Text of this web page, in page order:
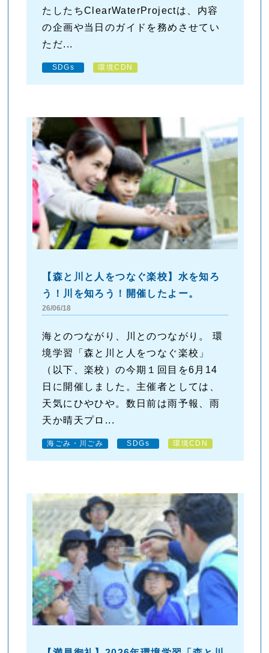
たしたちClearWaterProjectは、内容
の企画や当日のガイドを務めさせてい
ただ...
SDGs 環境CDN
【森と川と人をつなぐ楽校】水を知ろ
う！川を知ろう！開催したよー。
26/06/18
海とのつながり、川とのつながり。 環
境学習「森と川と人をつなぐ楽校」
（以下、楽校）の今期１回目を6月14
日に開催しました。主催者としては、
天気にひやひや。数日前は雨予報、雨
天か晴天プロ...
海ごみ・川ごみ SDGs 環境CDN